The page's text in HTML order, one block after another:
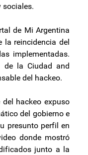
sociales.
de Mi Argentina
la reincidencia del
implementadas.
de la Ciudad and
del hackeo.
del hackeo expuso
del gobierno e
presunto perfil en
donde mostró
junto a la